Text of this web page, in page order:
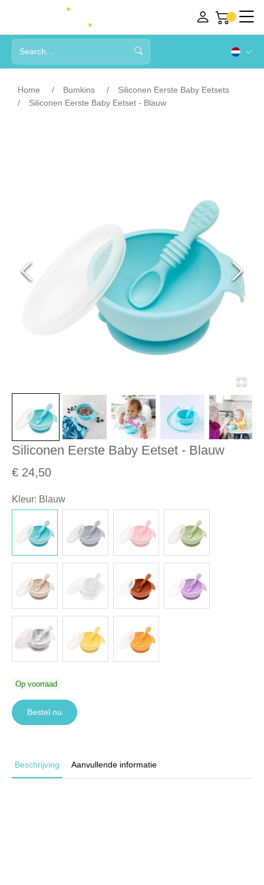
Home Bumkins
Siliconen Eerste Baby Eetsets
Siliconen Eerste Baby Eetset - Blauw
Siliconen Eerste Baby Eetset - Blauw
€ 24,50
Kleur: Blauw
Op voorraad
Bestel nu
Beschrijving Aanvullende informatie